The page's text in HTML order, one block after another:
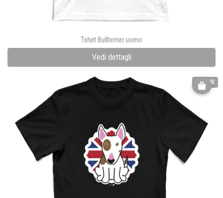
Tshirt Bullterrier uomo
Vedi dettagli
€ 25.00